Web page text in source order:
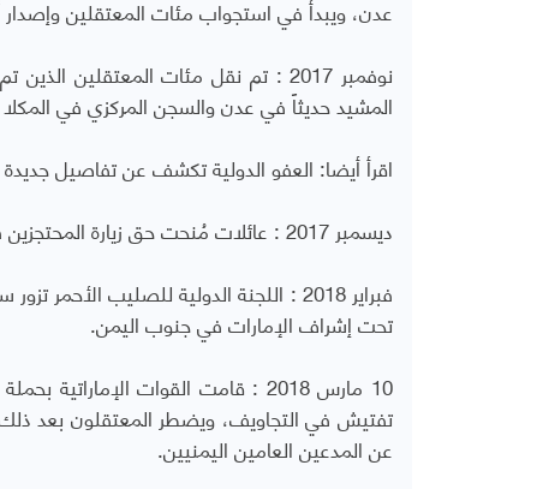
عدن، ويبدأ في استجواب مئات المعتقلين وإصدار
نوفمبر 2017 : تم نقل مئات
المشيد حديثاً في عدن والسجن المركزي في
اقرأ أيضا: العفو الدولية تكشف عن تفاصيل جديدة
ديسمبر 2017 : عائلات مُنحت حق زيارة المحتجزين في سجن بئر أحمد.
فبراير 2018 : اللجنة الدولية للصليب
تحت إشراف الإمارات في جنوب اليمن.
10 مارس 2018 : قامت القوات
تفتيش في التجاويف، ويضطر المعتقلون بعد
عن المدعين العامين اليمنيين.